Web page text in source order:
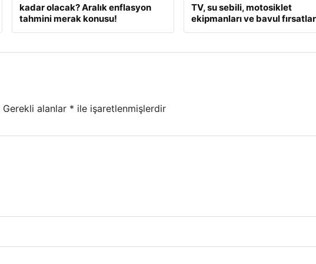
kadar olacak? Aralık enflasyon
tahmini merak konusu!
TV, su sebili, motosiklet
ekipmanları ve bavul
Gerekli alanlar * ile işaretlenmişlerdir